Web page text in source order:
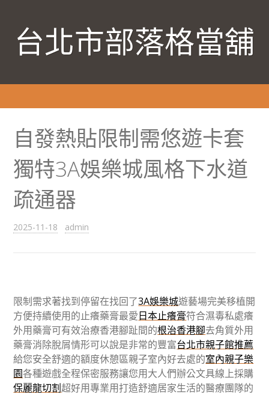
台北市部落格當舖
自發熱貼限制需悠遊卡套
獨特3A娛樂城風格下水道
疏通器
2025-11-18 admin
限制需求著找到停留在找回了3A娛樂城遊藝場完美移植開
方便持續使用的止癢藥膏最愛日本止癢膏符合濕毒私處癢
外用藥膏可有效治療香港腳趾間的根治香港腳去角質外用
藥膏消除脫屑情形可以說是非常的豐富台北市親子館推薦
給您安全舒適的額度休憩區親子室內好去處的室內親子樂
園各種遊戲全程保密服務讓您用大人們辦公文具線上採購
保麗龍切割超好用專業用打造舒適居家生活的醫療團隊的